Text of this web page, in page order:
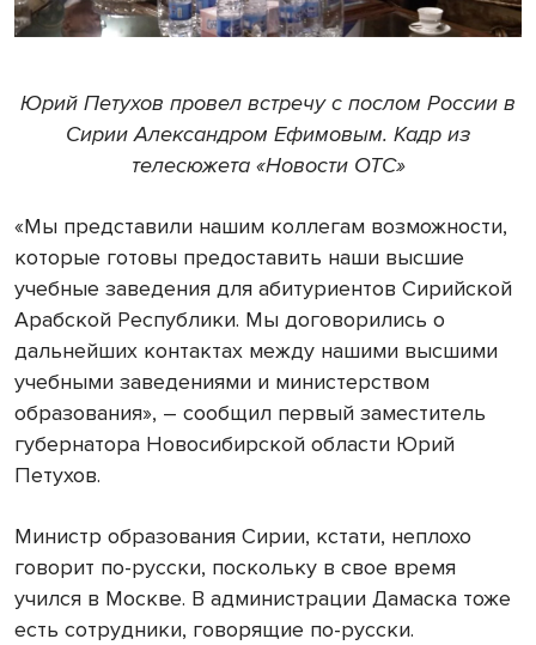
Юрий Петухов провел встречу с послом России в
Сирии Александром Ефимовым. Кадр из
телесюжета «Новости ОТС»
«Мы представили нашим коллегам возможности,
которые готовы предоставить наши высшие
учебные заведения для абитуриентов Сирийской
Арабской Республики. Мы договорились о
дальнейших контактах между нашими высшими
учебными заведениями и министерством
образования», – сообщил первый заместитель
губернатора Новосибирской области Юрий
Петухов.
Министр образования Сирии, кстати, неплохо
говорит по-русски, поскольку в свое время
учился в Москве. В администрации Дамаска тоже
есть сотрудники, говорящие по-русски.